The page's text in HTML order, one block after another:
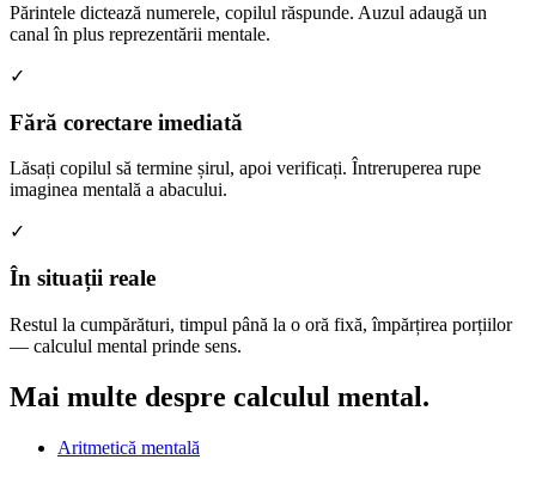
Părintele dictează numerele, copilul răspunde. Auzul adaugă un
canal în plus reprezentării mentale.
✓
Fără corectare imediată
Lăsați copilul să termine șirul, apoi verificați. Întreruperea rupe
imaginea mentală a abacului.
✓
În situații reale
Restul la cumpărături, timpul până la o oră fixă, împărțirea porțiilor
— calculul mental prinde sens.
Mai multe despre calculul mental.
Aritmetică mentală